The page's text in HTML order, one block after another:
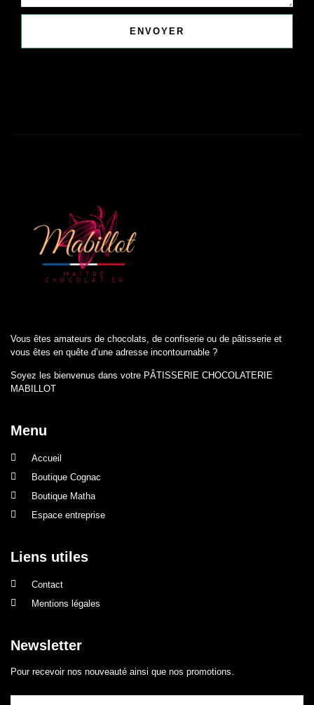
ENVOYER
Vous êtes amateurs de chocolats, de confiserie ou de pâtisserie et
vous êtes en quête d’une adresse incontournable ?
Soyez les bienvenus dans votre PÂTISSERIE CHOCOLATERIE
MABILLOT
Menu
Accueil
Boutique Cognac
Boutique Matha
Espace entreprise
Liens utiles
Contact
Mentions légales
Newsletter
Pour recevoir nos nouveauté ainsi que nos promotions.